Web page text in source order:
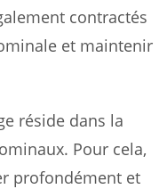
contractés
et maintenir
réside dans la
Pour cela,
profondément et